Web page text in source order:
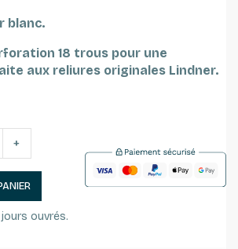
blanc.
18 trous pour une
aux reliures originales Lindner.
+
ouvrés.